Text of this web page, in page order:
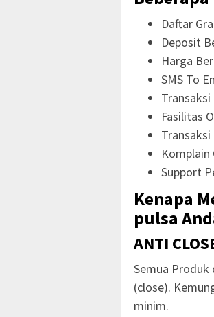
Daftar
Deposit
Harga
SMS To
Fasilitas
Komplain
Support
Kenapa
pulsa
ANTI
Semua Produk
(close).
minim.